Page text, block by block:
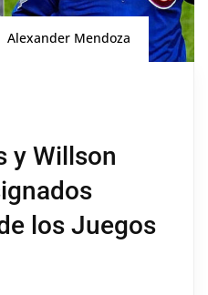
Alexander Mendoza
y Willson
los Juegos